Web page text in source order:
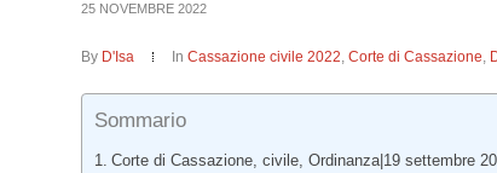
25 NOVEMBRE 2022
By D'Isa InCassazione civile 2022,Corte di Cassazione,
Sommario
Corte di Cassazione, civile, Ordinanza|19 settembre